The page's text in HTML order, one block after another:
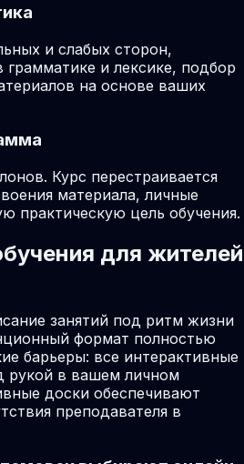
и слабых сторон,
грамматике и лексике, подбор
на основе ваших
Курс перестраивается
материала, личные
практическую цель обучения.
для жителей
занятий под ритм жизни
формат полностью
барьеры: все интерактивные
рукой в вашем личном
доски обеспечивают
преподавателя в